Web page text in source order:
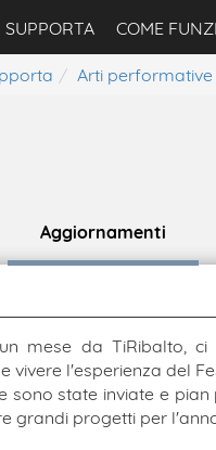
SUPPORTA COME
Arti performative
Aggiornamenti
mese da TiRibalto,
vivere l'esperienza del
sono state inviate e
grandi progetti per